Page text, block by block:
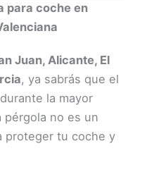
para coche en
Juan, Alicante, El
, ya sabrás que el
la mayor
pérgola no es un
proteger tu coche y